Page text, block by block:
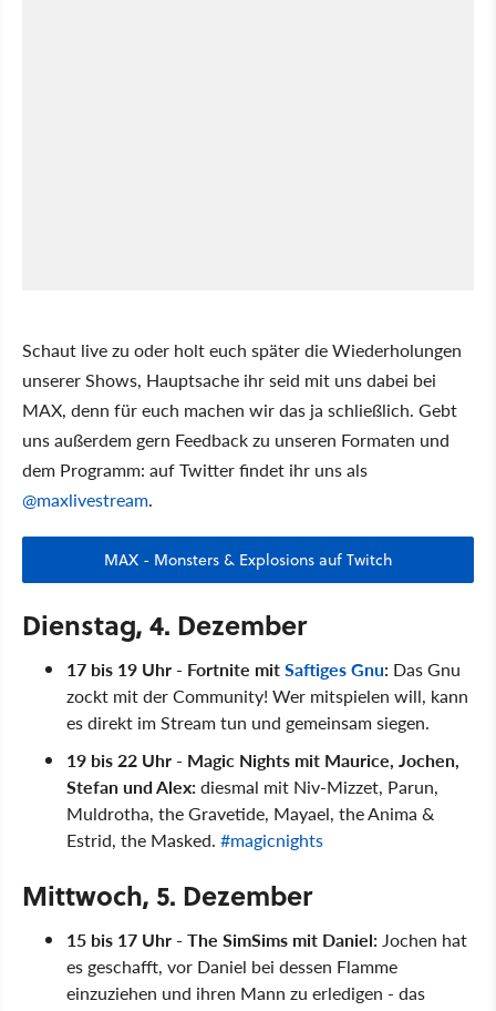
Schaut live zu oder holt euch später die Wiederholungen
unserer Shows, Hauptsache ihr seid mit uns dabei bei
MAX, denn für euch machen wir das ja schließlich. Gebt
uns außerdem gern Feedback zu unseren Formaten und
dem Programm: auf Twitter findet ihr uns als
@maxlivestream.
MAX - Monsters & Explosions auf Twitch
Dienstag, 4. Dezember
17 bis 19 Uhr - Fortnite mitSaftiges Gnu: Das Gnu
zockt mit der Community! Wer mitspielen will, kann
es direkt im Stream tun und gemeinsam siegen.
19 bis 22 Uhr - Magic Nights mit Maurice, Jochen,
Stefan und Alex:diesmal mit Niv-Mizzet, Parun,
Muldrotha, the Gravetide, Mayael, the Anima &
Estrid, the Masked. #magicnights
Mittwoch, 5. Dezember
15 bis 17 Uhr - The SimSims mit Daniel:Jochen hat
es geschafft, vor Daniel bei dessen Flamme
einzuziehen und ihren Mann zu erledigen - das